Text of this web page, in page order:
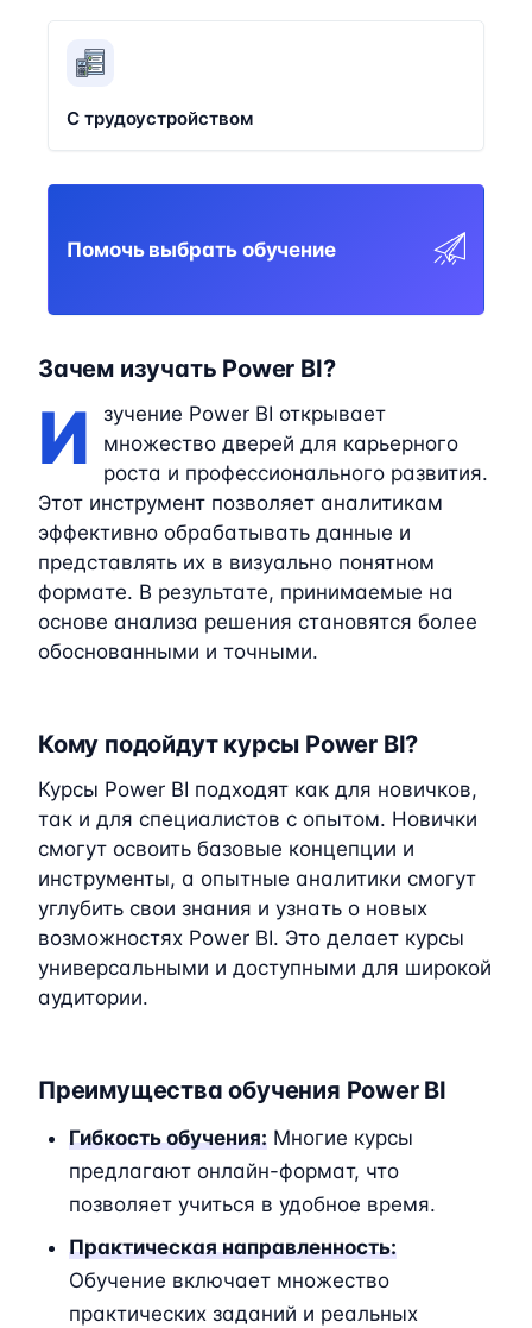
С трудоустройством
Помочь выбрать обучение
Зачем изучать Power BI?
И
зучение Power BI открывает
множество дверей для карьерного
роста и профессионального развития.
Этот инструмент позволяет аналитикам
эффективно обрабатывать данные и
представлять их в визуально понятном
формате. В результате, принимаемые на
основе анализа решения становятся более
обоснованными и точными.
Кому подойдут курсы Power BI?
Курсы Power BI подходят как для новичков,
так и для специалистов с опытом. Новички
смогут освоить базовые концепции и
инструменты, а опытные аналитики смогут
углубить свои знания и узнать о новых
возможностях Power BI. Это делает курсы
универсальными и доступными для широкой
аудитории.
Преимущества обучения Power BI
Гибкость обучения: Многие курсы
предлагают онлайн-формат, что
позволяет учиться в удобное время.
Практическая направленность:
Обучение включает множество
практических заданий и реальных